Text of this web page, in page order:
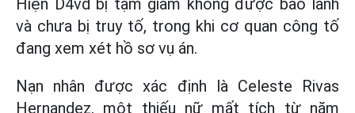
Hiện D4vd bị tạm giam không được bảo lãnh
và chưa bị truy tố, trong khi cơ quan công tố
đang xem xét hồ sơ vụ án.
Nạn nhân được xác định là Celeste Rivas
Hernandez, một thiếu nữ mất tích từ năm